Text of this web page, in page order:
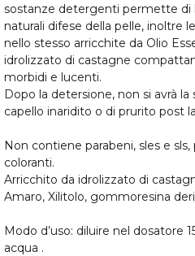
sostanze detergenti permette di
naturali difese della pelle, inoltre
nello stesso arricchite da Olio
idrolizzato di castagne
morbidi e lucenti.
Dopo la detersione, non si avrà la
capello inaridito o di prurito post
Non contiene parabeni, sles e
coloranti.
Arricchito da idrolizzato di
Amaro, Xilitolo, gommoresina
Modo d’uso: diluire nel dosatore
acqua .